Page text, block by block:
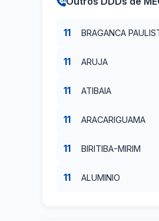
11 BRAGANCA
11 ARUJA
11 ATIBAIA
11 ARACARIGUAMA
11 BIRITIBA-MIRIM
11 ALUMINIO